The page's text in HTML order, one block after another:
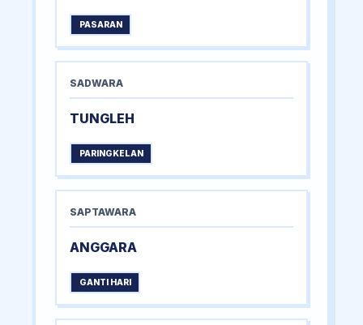
PASARAN
SADWARA
TUNGLEH
PARINGKELAN
SAPTAWARA
ANGGARA
GANTI HARI